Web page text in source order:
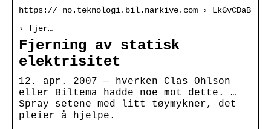
https:// no.teknologi.bil.narkive.com › LkGvCDaB
› fjer…
Fjerning av statisk
elektrisitet
12. apr. 2007 — hverken Clas Ohlson
eller Biltema hadde noe mot dette. …
Spray setene med litt tøymykner, det
pleier å hjelpe.